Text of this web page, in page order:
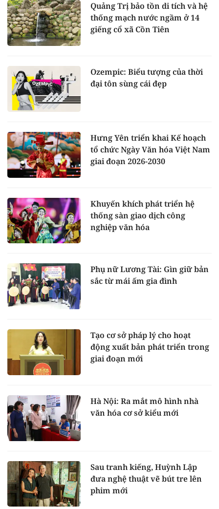
Quảng Trị bảo tồn di tích và hệ
thống mạch nước ngầm ở 14
giếng cổ xã Cồn Tiên
Ozempic: Biểu tượng của thời
đại tôn sùng cái đẹp
Hưng Yên triển khai Kế hoạch
tổ chức Ngày Văn hóa Việt Nam
giai đoạn 2026-2030
Khuyến khích phát triển hệ
thống sàn giao dịch công
nghiệp văn hóa
Phụ nữ Lương Tài: Gìn giữ bản
sắc từ mái ấm gia đình
Tạo cơ sở pháp lý cho hoạt
động xuất bản phát triển trong
giai đoạn mới
Hà Nội: Ra mắt mô hình nhà
văn hóa cơ sở kiểu mới
Sau tranh kiếng, Huỳnh Lập
đưa nghệ thuật vẽ bút tre lên
phim mới